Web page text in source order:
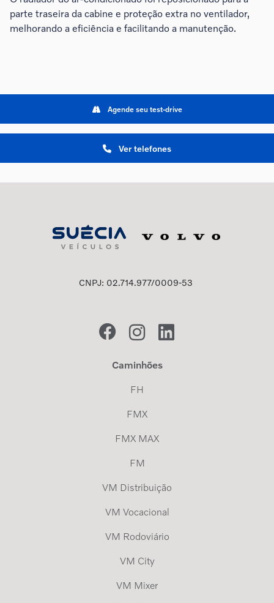
parte traseira da cabine e proteção extra no ventilador,
melhorando a eficiência e facilitando a manutenção.
Ver telefones
Agende seu test-drive
CNPJ: 02.714.977/0009-53
Caminhões
FH
FMX
FMX MAX
FM
VM Distribuição
VM Vocacional
VM Rodoviário
VM City
VM Mixer